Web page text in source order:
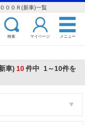
００Ｒ(新車)一覧
検索 マイページ メニュー
車) 10件中 1～10件を